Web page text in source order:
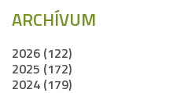
ARCHÍVUM
2026 (122)
2025 (172)
2024 (179)